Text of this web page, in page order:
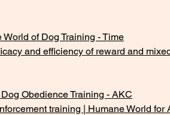
of Dog Training - Time
and efficiency of reward and
Obedience Training - AKC
training | Humane World for